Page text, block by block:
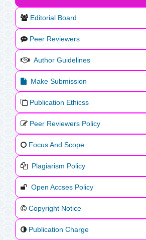
Editorial Board
Peer Reviewers
Author Guidelines
Make Submission
Publication Ethicss
Peer Reviewers Policy
Focus And Scope
Plagiarism Policy
Open Accses Policy
Copyright Notice
Publication Charge